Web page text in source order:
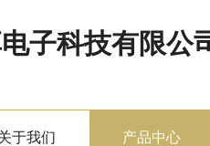
子科技有限公
于我们 产品中心